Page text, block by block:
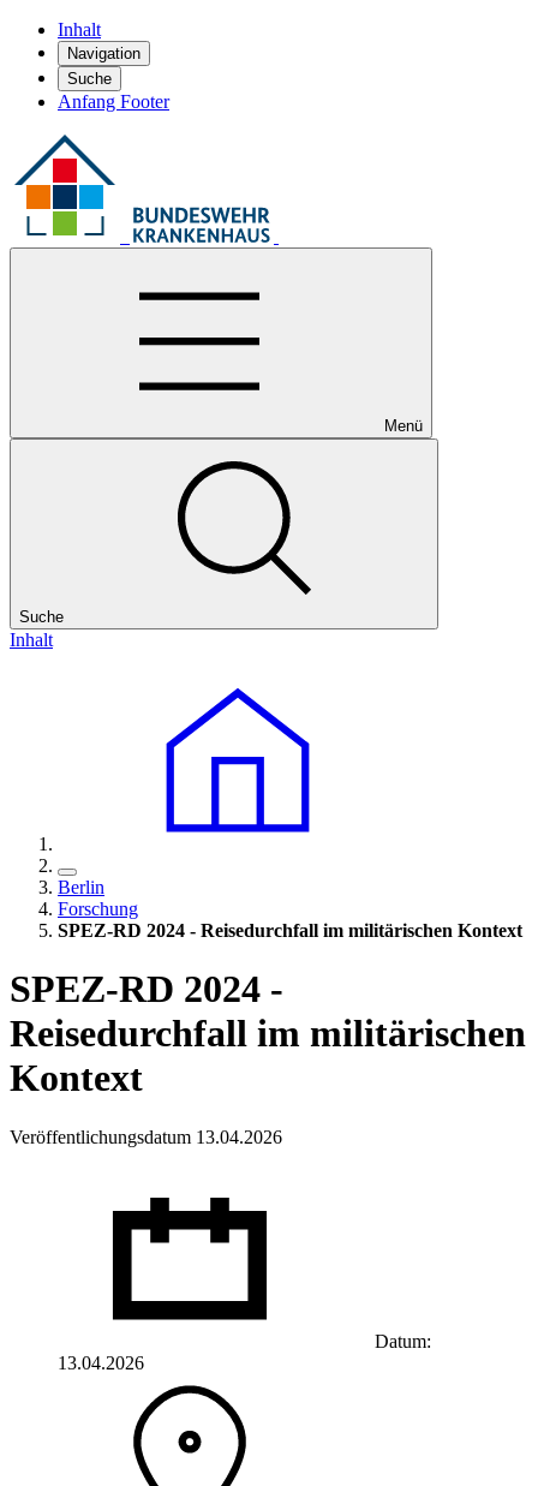
Inhalt
Navigation
Suche
Anfang Footer
Menü
Suche
Inhalt
Berlin
Forschung
SPEZ-RD 2024 - Reisedurchfall im militärischen Kontext
SPEZ-RD 2024 -
Reisedurchfall im militärischen
Kontext
Veröffentlichungsdatum 13.04.2026
Datum:
13.04.2026